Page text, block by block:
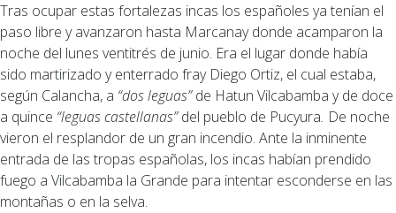
Tras ocupar estas fortalezas incas los españoles ya tenían el
paso libre y avanzaron hasta Marcanay donde acamparon la
noche del lunes ventitrés de junio. Era el lugar donde había
sido martirizado y enterrado fray Diego Ortiz, el cual estaba,
según Calancha, a “dos leguas”de Hatun Vilcabamba y de doce
a quince “leguas castellanas”del pueblo de Pucyura. De noche
vieron el resplandor de un gran incendio. Ante la inminente
entrada de las tropas españolas, los incas habían prendido
fuego a Vilcabamba la Grande para intentar esconderse en las
montañas o en la selva.